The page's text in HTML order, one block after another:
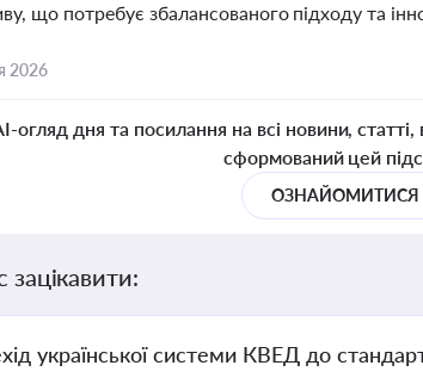
що потребує збалансованого підходу та
2026
огляд дня та посилання на всі новини,
сформований цей
ОЗНАЙОМИТИСЯ
української системи КВЕД до